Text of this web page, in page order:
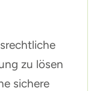
zu lösen
sichere